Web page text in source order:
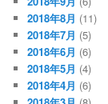
2018年8月 (11)
2018年7月 (5)
2018年6月 (6)
2018年5月 (4)
2018年4月 (6)